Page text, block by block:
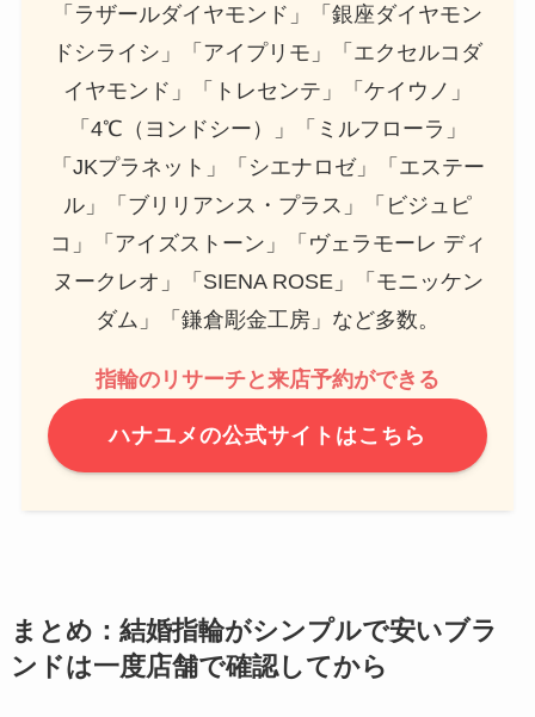
「ラザールダイヤモンド」「銀座ダイヤモン
ドシライシ」「アイプリモ」「エクセルコダ
イヤモンド」「トレセンテ」「ケイウノ」
「4℃（ヨンドシー）」「ミルフローラ」
「JKプラネット」「シエナロゼ」「エステー
ル」「ブリリアンス・プラス」「ビジュピ
コ」「アイズストーン」「ヴェラモーレ ディ
ヌークレオ」「SIENA ROSE」「モニッケン
ダム」「鎌倉彫金工房」など多数。
指輪のリサーチと来店予約ができる
ハナユメの公式サイトはこちら
まとめ：結婚指輪がシンプルで安いブラ
ンドは一度店舗で確認してから